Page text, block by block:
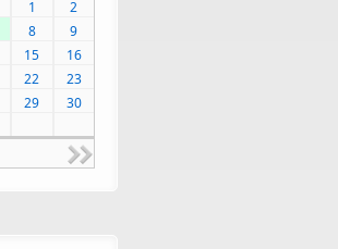
1
2
8
9
15
16
22
23
29
30